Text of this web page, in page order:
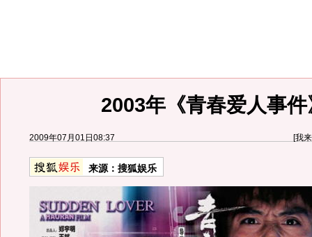
2003年《青春爱人事件
2009年07月01日08:37 [我
来源： 搜狐娱乐